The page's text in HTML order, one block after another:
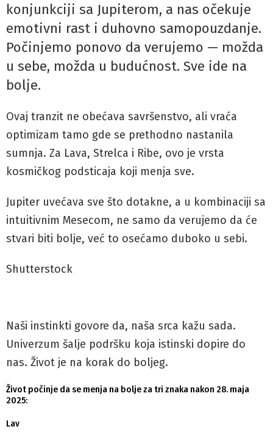
konjunkciji sa Jupiterom, a nas očekuje
emotivni rast i duhovno samopouzdanje.
Počinjemo ponovo da verujemo — možda
u sebe, možda u budućnost. Sve ide na
bolje.
Ovaj tranzit ne obećava savršenstvo, ali vraća
optimizam tamo gde se prethodno nastanila
sumnja. Za Lava, Strelca i Ribe, ovo je vrsta
kosmičkog podsticaja koji menja sve.
Jupiter uvećava sve što dotakne, a u kombinaciji sa
intuitivnim Mesecom, ne samo da verujemo da će
stvari biti bolje, već to osećamo duboko u sebi.
Shutterstock
Naši instinkti govore da, naša srca kažu sada.
Univerzum šalje podršku koja istinski dopire do
nas. Život je na korak do boljeg.
Život počinje da se menja na bolje za tri znaka nakon 28. maja
2025:
Lav